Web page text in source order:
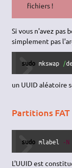
fichiers !
Si vous n'avez pas
simplement pas
sudo mkswap /
un UUID aléatoire
Partitions FAT
sudo mlabel -N
L'UUID est